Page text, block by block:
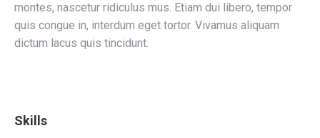
montes, nascetur ridiculus mus. Etiam dui libero, tempor
quis congue in, interdum eget tortor. Vivamus aliquam
dictum lacus quis tincidunt.
Skills